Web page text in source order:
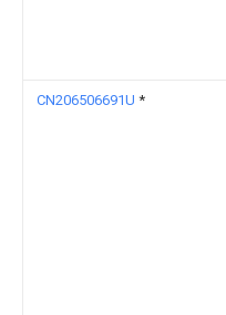
CN206506691U *